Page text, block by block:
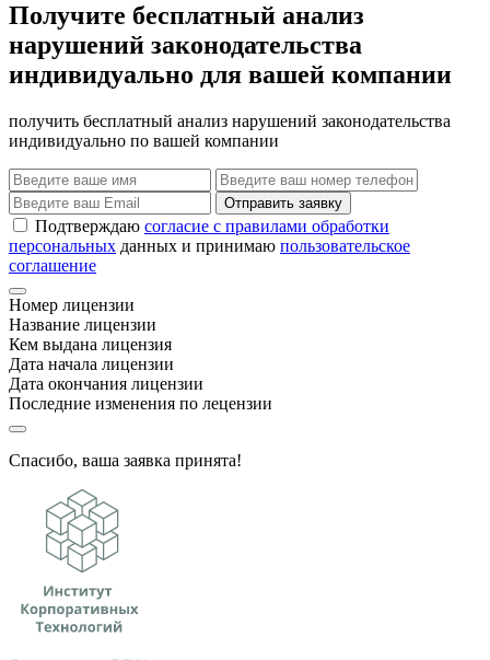
Получите бесплатный анализ
нарушений законодательства
индивидуально для вашей компании
получить бесплатный анализ нарушений законодательства
индивидуально по вашей компании
Отправить заявку
Подтверждаю согласие с правилами обработки
персональных данных и принимаю пользовательское
соглашение
Номер лицензии
Название лицензии
Кем выдана лицензия
Дата начала лицензии
Дата окончания лицензии
Последние изменения по лецензии
Спасибо, ваша заявка принята!